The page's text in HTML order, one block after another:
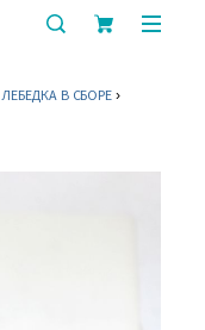
показать
строку
ЛЕБЕДКА В СБОРЕ